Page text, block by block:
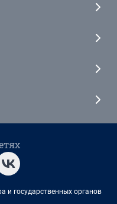
и государственных органов